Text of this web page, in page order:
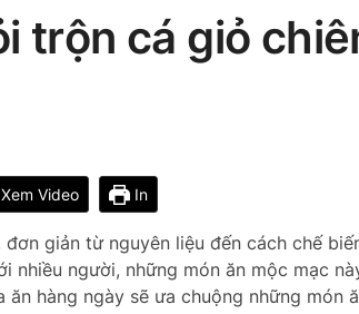
trộn cá giỏ
Xem Video In
giản từ nguyên liệu đến cách chế
nhiều người, những món ăn mộc mạc
hàng ngày sẽ ưa chuộng những món